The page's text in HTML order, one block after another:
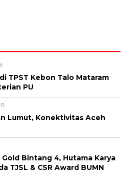
TPST Kebon Talo Mataram
PU
Lumut, Konektivitas Aceh
Bintang 4, Hutama Karya
TJSL & CSR Award BUMN